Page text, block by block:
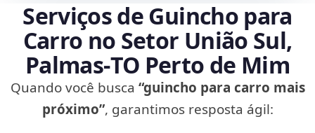
Serviços de Guincho para
Carro no Setor União Sul,
Palmas‑TO Perto de Mim
Quando você busca “guincho para carro mais
próximo”, garantimos resposta ágil: